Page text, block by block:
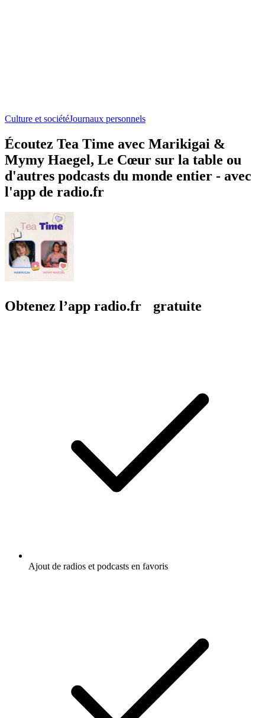
Culture et sociétéJournaux personnels
Écoutez Tea Time avec Marikigai &
Mymy Haegel, Le Cœur sur la table ou
d'autres podcasts du monde entier - avec
l'app de radio.fr
Obtenez l’app radio.fr gratuite
Ajout de radios et podcasts en favoris